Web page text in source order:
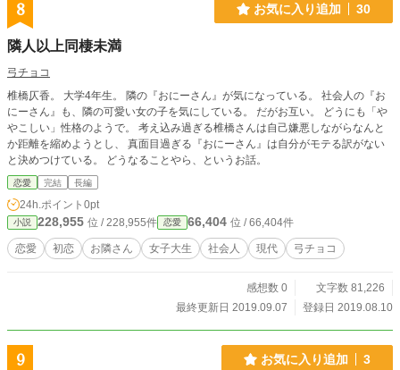
8 お気に入り追加 30
隣人以上同棲未満
弓チョコ
椎橋仄香。 大学4年生。 隣の『おにーさん』が気になっている。 社会人の『お
にーさん』も、隣の可愛い女の子を気にしている。 だがお互い。 どうにも「や
やこしい」性格のようで。 考え込み過ぎる椎橋さんは自己嫌悪しながらなんと
か距離を縮めようとし、 真面目過ぎる『おにーさん』は自分がモテる訳がない
と決めつけている。 どうなることやら、というお話。
恋愛 完結 長編
24h.ポイント 0pt
小説 228,955 位 / 228,955件 恋愛 66,404 位 / 66,404件
恋愛 初恋 お隣さん 女子大生 社会人 現代 弓チョコ
感想数 0
文字数 81,226
最終更新日 2019.09.07
登録日 2019.08.10
9 お気に入り追加 3